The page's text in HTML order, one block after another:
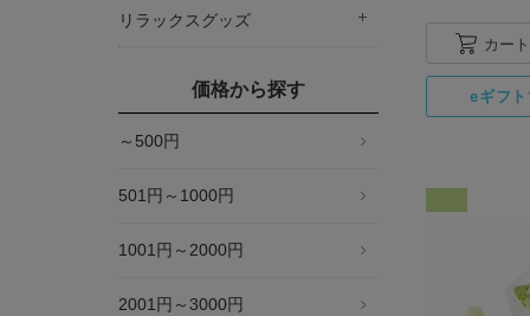
リラックスグッズ
価格から探す
～500円
501円～1000円
1001円～2000円
2001円～3000円
カー